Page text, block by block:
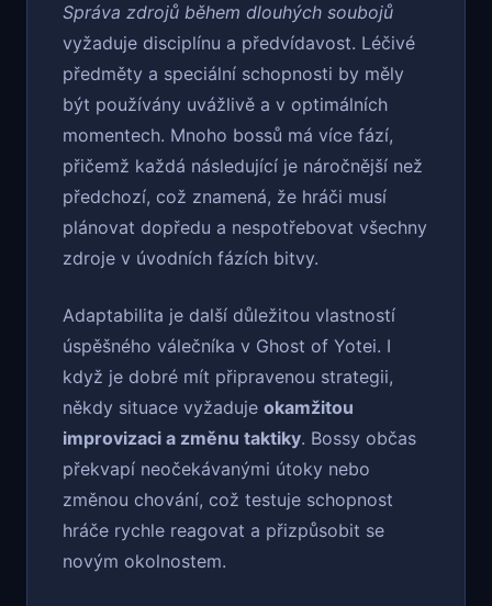
Správa zdrojů během dlouhých soubojů
vyžaduje disciplínu a předvídavost. Léčivé
předměty a speciální schopnosti by měly
být používány uvážlivě a v optimálních
momentech. Mnoho bossů má více fází,
přičemž každá následující je náročnější než
předchozí, což znamená, že hráči musí
plánovat dopředu a nespotřebovat všechny
zdroje v úvodních fázích bitvy.
Adaptabilita je další důležitou vlastností
úspěšného válečníka v Ghost of Yotei. I
když je dobré mít připravenou strategii,
někdy situace vyžaduje okamžitou
improvizaci a změnu taktiky. Bossy občas
překvapí neočekávanými útoky nebo
změnou chování, což testuje schopnost
hráče rychle reagovat a přizpůsobit se
novým okolnostem.